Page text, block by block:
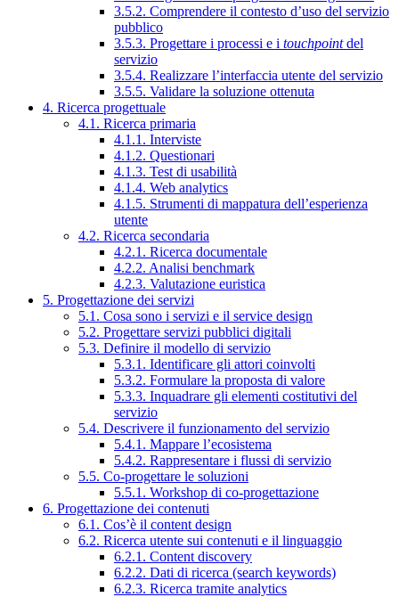
3.5.2. Comprendere il contesto d’uso del servizio
pubblico
3.5.3. Progettare i processi e i touchpointdel
servizio
3.5.4. Realizzare l’interfaccia utente del servizio
3.5.5. Validare la soluzione ottenuta
4. Ricerca progettuale
4.1. Ricerca primaria
4.1.1. Interviste
4.1.2. Questionari
4.1.3. Test di usabilità
4.1.4. Web analytics
4.1.5. Strumenti di mappatura dell’esperienza
utente
4.2. Ricerca secondaria
4.2.1. Ricerca documentale
4.2.2. Analisi benchmark
4.2.3. Valutazione euristica
5. Progettazione dei servizi
5.1. Cosa sono i servizi e il service design
5.2. Progettare servizi pubblici digitali
5.3. Definire il modello di servizio
5.3.1. Identificare gli attori coinvolti
5.3.2. Formulare la proposta di valore
5.3.3. Inquadrare gli elementi costitutivi del
servizio
5.4. Descrivere il funzionamento del servizio
5.4.1. Mappare l’ecosistema
5.4.2. Rappresentare i flussi di servizio
5.5. Co-progettare le soluzioni
5.5.1. Workshop di co-progettazione
6. Progettazione dei contenuti
6.1. Cos’è il content design
6.2. Ricerca utente sui contenuti e il linguaggio
6.2.1. Content discovery
6.2.2. Dati di ricerca (search keywords)
6.2.3. Ricerca tramite analytics